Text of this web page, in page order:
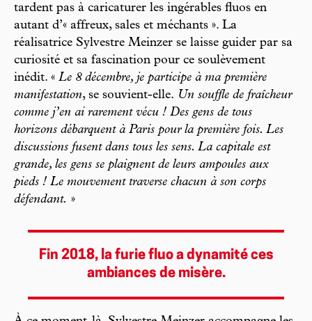
tardent pas à caricaturer les ingérables fluos en
autant d’« affreux, sales et méchants ». La
réalisatrice Sylvestre Meinzer se laisse guider par sa
curiosité et sa fascination pour ce soulèvement
inédit. « Le 8 décembre, je participe à ma première
manifestation, se souvient-elle. Un souffle de fraîcheur
comme j’en ai rarement vécu ! Des gens de tous
horizons débarquent à Paris pour la première fois. Les
discussions fusent dans tous les sens. La capitale est
grande, les gens se plaignent de leurs ampoules aux
pieds ! Le mouvement traverse chacun à son corps
défendant. »
Fin 2018, la furie fluo a dynamité ces
ambiances de misère.